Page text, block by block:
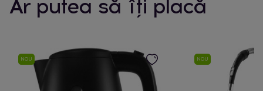
Ar putea să îți placă
NOU NOU